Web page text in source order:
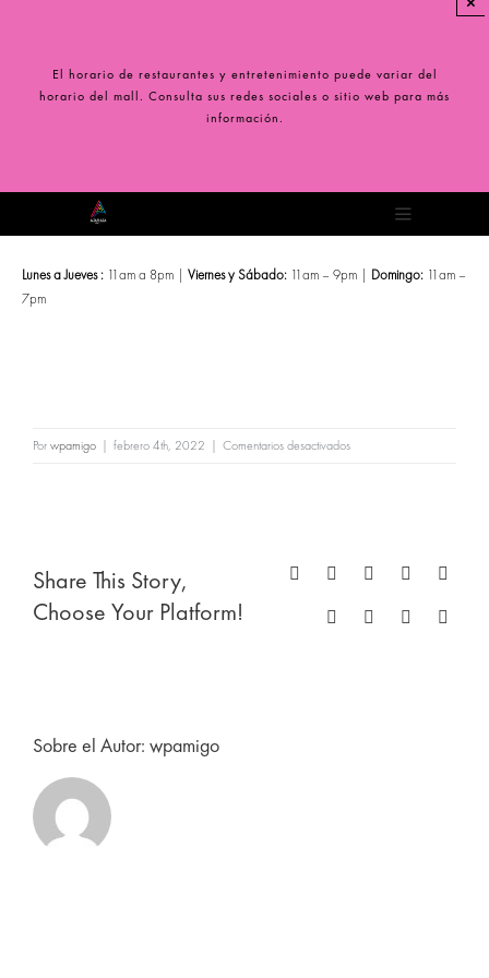
contenidoEl horario de restaurantes y entretenimiento puede variar del
horario del mall. Consulta sus redes sociales o sitio web para más
información.
Toggle
Lunes a Jueves :11am a 8pm | Viernes y Sábado:11am – 9pm | Domingo:11am –
7pm
Porwpamigo | febrero 4th, 2022 | Comentarios desactivadosen
Share This Story,
Choose Your Platform!
Facebook
X RedditLinkedIn
TumblrPinterest
Vk
Correo
Sobre el Autor: wpamigo